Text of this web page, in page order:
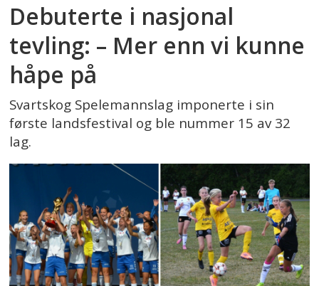
Debuterte i nasjonal
tevling: – Mer enn vi kunne
håpe på
Svartskog Spelemannslag imponerte i sin
første landsfestival og ble nummer 15 av 32
lag.